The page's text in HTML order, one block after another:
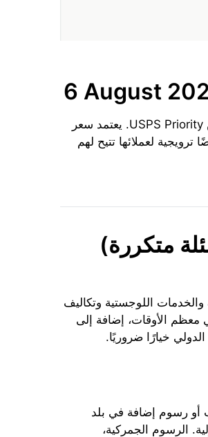
6 August
الحد الأدنى لتكلفة الشحن إلى جنوب أفريقيا من الولايات المتحدة الأمريكية اليوم هو $94.45 دولارًا لكل 1 kg باستخدام طريقة الشحن من USPS Priority. يعتمد سعر
لعملائها تتيح لهم
متكررة)
اللوجستية وتكاليف
معظم الأوقات، إضافة إلى
خيارًا ضروريًا.
أو رسوم إضافة في بلد
الرسوم الجمركية،